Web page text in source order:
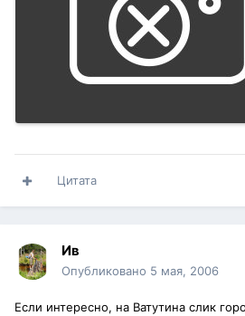
Цитата
Ив
Опубликовано 5 мая, 2006
Если интересно, на Ватутина слик